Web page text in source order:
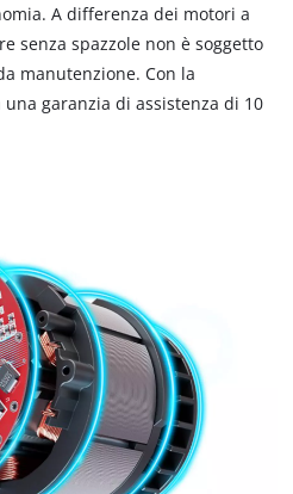
A differenza dei motori a
senza spazzole non è soggetto
manutenzione. Con la
garanzia di assistenza di 10